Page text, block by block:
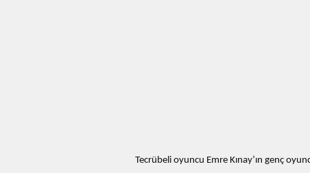
Tecrübeli oyuncu Emre Kınay’ın genç